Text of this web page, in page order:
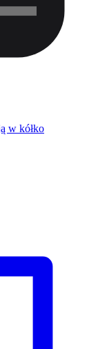
w kółko